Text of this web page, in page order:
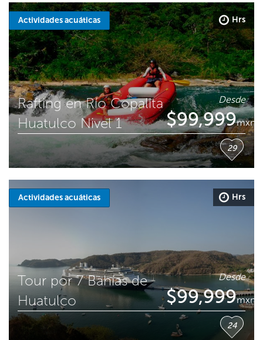
Actividades acuáticas Hrs
Rafting en Río Copalita
Huatulco Nivel 1
Desde
$99,999mxn
29
Actividades acuáticas Hrs
Tour por 7 Bahías de
Huatulco
Desde
$99,999mxn
24